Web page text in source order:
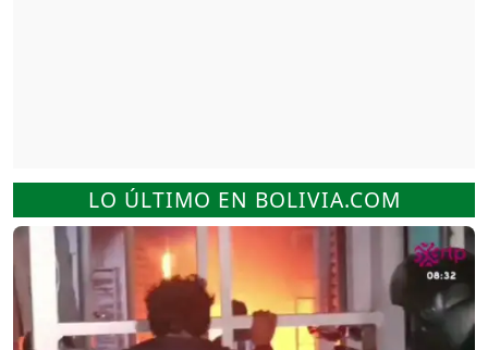
LO ÚLTIMO EN BOLIVIA.COM